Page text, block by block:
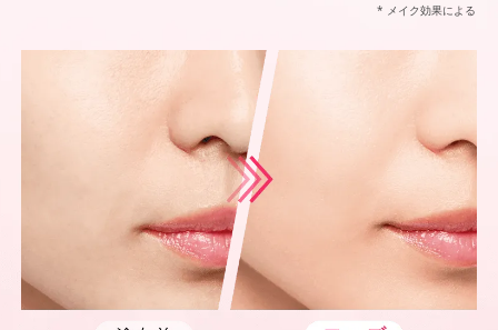
* メイク効果による